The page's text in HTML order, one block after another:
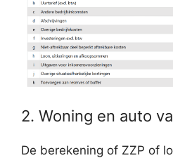
2. Woning en auto
De berekening of ZZP of